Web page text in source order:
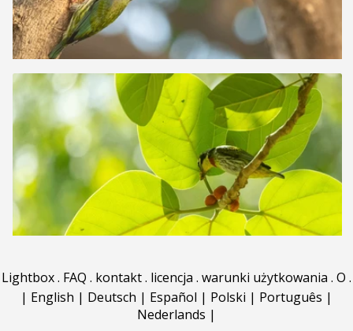
Lightbox. FAQ . kontakt. licencja . warunki użytkowania . O .
| English | Deutsch | Español | Polski | Português |
Nederlands |